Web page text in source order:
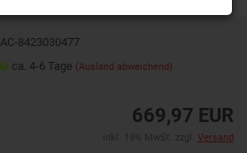
AC-8423030477
ca. 4-6 Tage (Ausland abweichend)
669,97 EUR
Versand